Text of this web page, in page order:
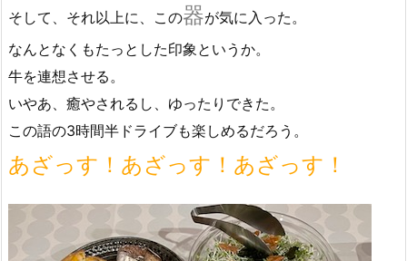
そして、それ以上に、この器が気に入った。
なんとなくもたっとした印象というか。
牛を連想させる。
いやあ、癒やされるし、ゆったりできた。
この語の3時間半ドライブも楽しめるだろう。
あざっす！あざっす！あざっす！